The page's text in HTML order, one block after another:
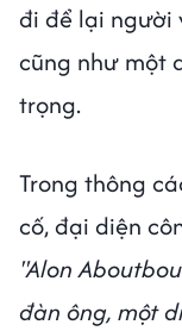
đi để lại người
cũng như một
trọng.
Trong thông
cố, đại diện
"Alon
đàn ông, một